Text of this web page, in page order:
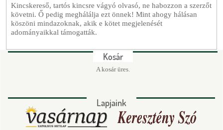
Kincskereső, tartós kincsre vágyó olvasó, ne habozzon a szerzőt
követni. Ő pedig meghálálja ezt önnek! Mint ahogy hálásan
köszöni mindazoknak, akik e kötet megjelenését
adományaikkal támogatták.
Kosár
A kosár üres.
Lapjaink